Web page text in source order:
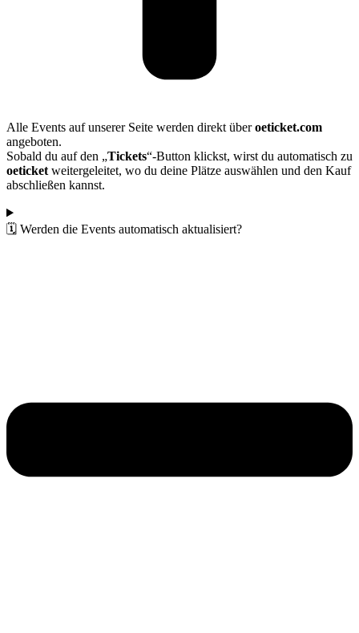
Alle Events auf unserer Seite werden direkt überoeticket.com
angeboten.
Sobald du auf den „Tickets“-Button klickst, wirst du automatisch zu
oeticketweitergeleitet, wo du deine Plätze auswählen und den Kauf
abschließen kannst.
🗓️ Werden die Events automatisch aktualisiert?